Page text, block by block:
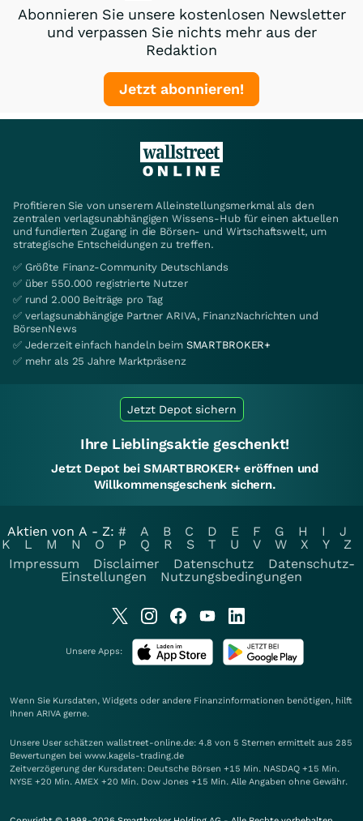
Abonnieren Sie unsere kostenlosen Newsletter
und verpassen Sie nichts mehr aus der
Redaktion
Jetzt abonnieren!
Profitieren Sie von unserem Alleinstellungsmerkmal als den
zentralen verlagsunabhängigen Wissens-Hub für einen aktuellen
und fundierten Zugang in die Börsen- und Wirtschaftswelt, um
strategische Entscheidungen zu treffen.
✅ Größte Finanz-Community Deutschlands
✅ über 550.000 registrierte Nutzer
✅ rund 2.000 Beiträge pro Tag
✅ verlagsunabhängige Partner ARIVA, FinanzNachrichten und
BörsenNews
✅ Jederzeit einfach handeln beim SMARTBROKER+
✅ mehr als 25 Jahre Marktpräsenz
Jetzt Depot sichern
Ihre Lieblingsaktie geschenkt!
Jetzt Depot bei SMARTBROKER+ eröffnen und
Willkommensgeschenk sichern.
Aktien von A - Z: # A B C D E F G H I
J
K
L M N O P Q R S T U V W X Y
Z
Impressum
Disclaimer Datenschutz
Datenschutz-
Einstellungen
Nutzungsbedingungen
Unsere Apps:
Wenn Sie Kursdaten, Widgets oder andere Finanzinformationen benötigen, hilft
Ihnen ARIVA gerne.
Unsere User schätzen wallstreet-online.de: 4.8 von 5 Sternen ermittelt aus 285
Bewertungen bei www.kagels-trading.de
Zeitverzögerung der Kursdaten: Deutsche Börsen +15 Min. NASDAQ +15 Min.
NYSE +20 Min. AMEX +20 Min. Dow Jones +15 Min. Alle Angaben ohne Gewähr.